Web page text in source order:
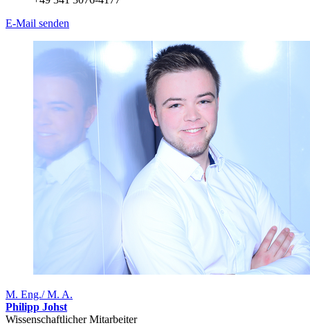
E-Mail senden
M. Eng./ M. A.
Philipp Johst
Wissenschaftlicher Mitarbeiter